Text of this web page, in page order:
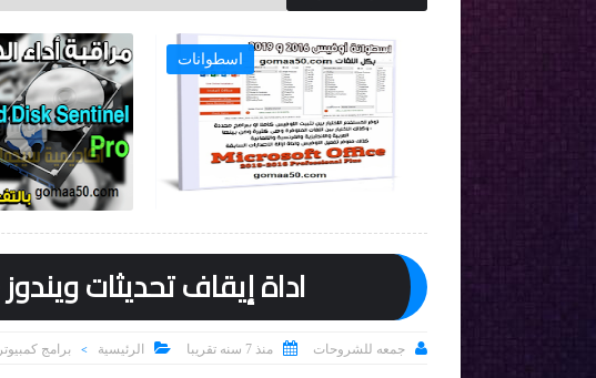
اسطوانات
اداة إيقاف تحديثات ويندوز 10 | StopUpdates10 2.5.59
 جمعه للشروحات  منذ 7 سنه تقريبا  الرئيسية > برامج كمبيوتر